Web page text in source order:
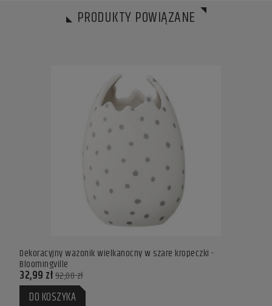
PRODUKTY POWIĄZANE
Dekoracyjny wazonik wielkanocny w szare kropeczki -
Bloomingville
32,99 zł92,00 zł
DO KOSZYKA